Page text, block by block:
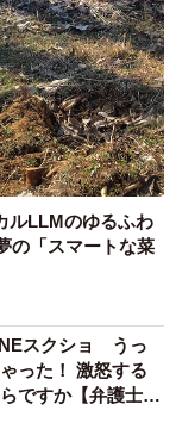
ルLLMのゆるふわ
「スマートな菜
スクショ うっ
った！ 激怒する
ですか【弁護士が